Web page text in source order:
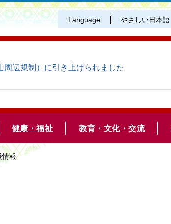
Language やさしい日本語
辺規制）に引き上げられました
健康・福祉 教育・文化・交流
情報